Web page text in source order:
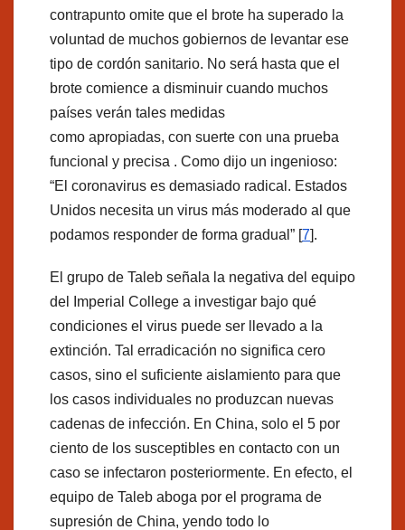
contrapunto omite que el brote ha superado la
voluntad de muchos gobiernos de levantar ese
tipo de cordón sanitario. No será hasta que el
brote comience a disminuir cuando muchos
países verán tales medidas
como apropiadas, con suerte con una prueba
funcional y precisa . Como dijo un ingenioso:
“El coronavirus es demasiado radical. Estados
Unidos necesita un virus más moderado al que
podamos responder de forma gradual” [7].
El grupo de Taleb señala la negativa del equipo
del Imperial College a investigar bajo qué
condiciones el virus puede ser llevado a la
extinción. Tal erradicación no significa cero
casos, sino el suficiente aislamiento para que
los casos individuales no produzcan nuevas
cadenas de infección. En China, solo el 5 por
ciento de los susceptibles en contacto con un
caso se infectaron posteriormente. En efecto, el
equipo de Taleb aboga por el programa de
supresión de China, yendo todo lo